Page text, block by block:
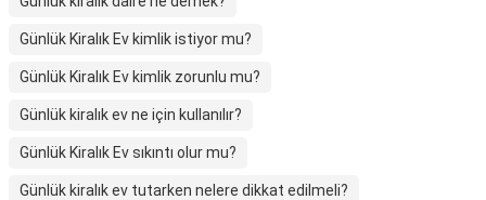
Günlük Kiralık Ev kimlik istiyor mu?
Günlük Kiralık Ev kimlik zorunlu mu?
Günlük kiralık ev ne için kullanılır?
Günlük Kiralık Ev sıkıntı olur mu?
Günlük kiralık ev tutarken nelere dikkat edilmeli?